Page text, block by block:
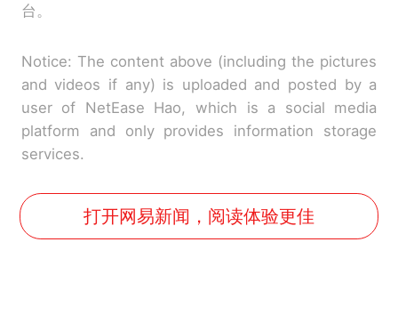
台。
Notice: The content above (including the pictures
and videos if any) is uploaded and posted by a
user of NetEase Hao, which is a social media
platform and only provides information storage
services.
打开网易新闻，阅读体验更佳